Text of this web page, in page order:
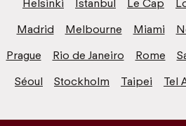
Helsinki
Istanbul Le Cap
Madrid
Melbourne Miami
Prague
Rio de Janeiro Rome
Séoul
Stockholm Taipei Tel